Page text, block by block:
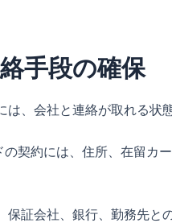
手段の確保
、会社と連絡が取れる状
契約には、住所、在留カ
証会社、銀行、勤務先と